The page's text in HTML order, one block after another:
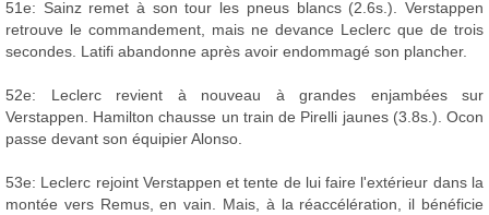
51e: Sainz remet à son tour les pneus blancs (2.6s.). Verstappen
retrouve le commandement, mais ne devance Leclerc que de trois
secondes. Latifi abandonne après avoir endommagé son plancher.
52e: Leclerc revient à nouveau à grandes enjambées sur
Verstappen. Hamilton chausse un train de Pirelli jaunes (3.8s.). Ocon
passe devant son équipier Alonso.
53e: Leclerc rejoint Verstappen et tente de lui faire l'extérieur dans la
montée vers Remus, en vain. Mais, à la réaccélération, il bénéficie